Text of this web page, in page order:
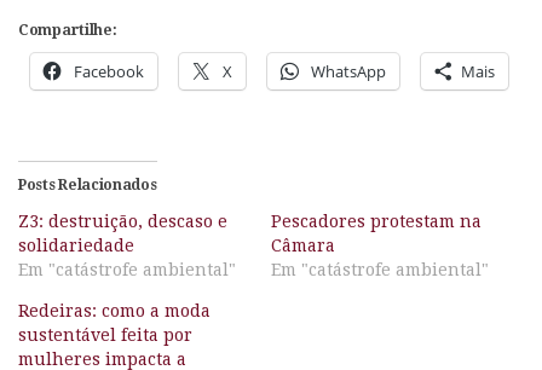
Compartilhe:
Facebook X WhatsApp Mais
Posts Relacionados
Z3: destruição, descaso e
solidariedade
Em "catástrofe ambiental"
Pescadores protestam na
Câmara
Em "catástrofe ambiental"
Redeiras: como a moda
sustentável feita por
mulheres impacta a